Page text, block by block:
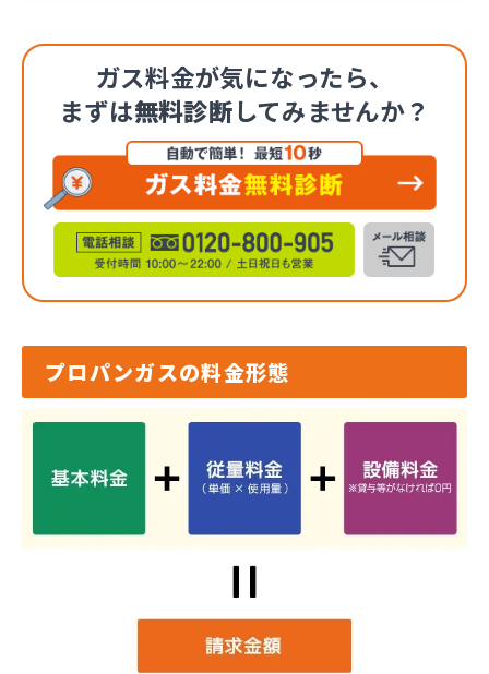
ガス料金が気になったら、
まずは無料診断してみませんか？
プロパンガスの料金形態